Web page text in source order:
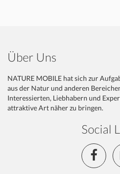
Über Uns
NATURE MOBILE hat sich zur
aus der Natur und anderen
Interessierten, Liebhabern und
attraktive Art näher zu bringen.
Social